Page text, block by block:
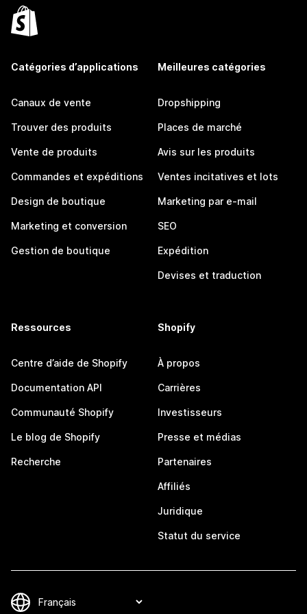
Catégories d’applications
Canaux de vente
Trouver des produits
Vente de produits
Commandes et expéditions
Design de boutique
Marketing et conversion
Gestion de boutique
Meilleures catégories
Dropshipping
Places de marché
Avis sur les produits
Ventes incitatives et lots
Marketing par e-mail
SEO
Expédition
Devises et traduction
Ressources
Centre d’aide de Shopify
Documentation API
Communauté Shopify
Le blog de Shopify
Recherche
Shopify
À propos
Carrières
Investisseurs
Presse et médias
Partenaires
Affiliés
Juridique
Statut du service